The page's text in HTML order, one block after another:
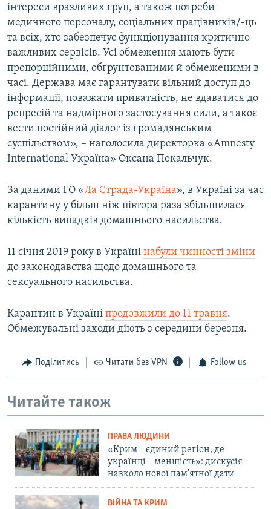
інтереси вразливих груп, а також потреби
медичного персоналу, соціальних працівників/-ць
та всіх, хто забезпечує функціонування критично
важливих сервісів. Усі обмеження мають бути
пропорційними, обґрунтованими й обмеженими в
часі. Держава має гарантувати вільний доступ до
інформації, поважати приватність, не вдаватися до
репресій та надмірного застосування сили, а такоє
вести постійний діалог із громадянським
суспільством», – наголосила директорка «Amnesty
International Україна» Оксана Покальчук.
За даними ГО «Ла Страда-Україна», в Україні за час
карантину у більш ніж півтора раза збільшилася
кількість випадків домашнього насильства.​
11 січня 2019 року в Україні набули чинності зміни
до законодавства щодо домашнього та
сексуального насильства.
Карантин в Україні продовжили до 11 травня.
Обмежувальні заходи діють з середини березня.
Поділитись Читати без VPN Follow us
Читайте також
ПРАВА ЛЮДИНИ
«Крим – єдиний регіон, де
українці – меншість»: дискусія
навколо нової пам'ятної дати
ВІЙНА ТА КРИМ